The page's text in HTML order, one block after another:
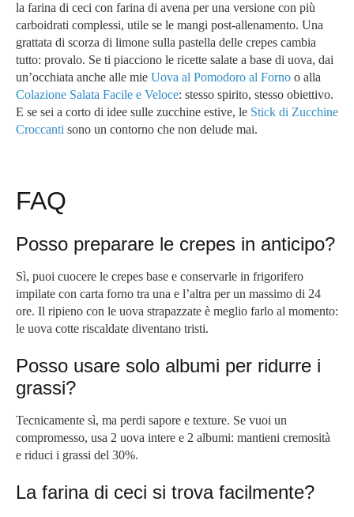
la farina di ceci con farina di avena per una versione con più
carboidrati complessi, utile se le mangi post-allenamento. Una
grattata di scorza di limone sulla pastella delle crepes cambia
tutto: provalo. Se ti piacciono le ricette salate a base di uova, dai
un’occhiata anche alle mie Uova al Pomodoro al Forno o alla
Colazione Salata Facile e Veloce: stesso spirito, stesso obiettivo.
E se sei a corto di idee sulle zucchine estive, le Stick di Zucchine
Croccanti sono un contorno che non delude mai.
FAQ
Posso preparare le crepes in anticipo?
Sì, puoi cuocere le crepes base e conservarle in frigorifero
impilate con carta forno tra una e l’altra per un massimo di 24
ore. Il ripieno con le uova strapazzate è meglio farlo al momento:
le uova cotte riscaldate diventano tristi.
Posso usare solo albumi per ridurre i
grassi?
Tecnicamente sì, ma perdi sapore e texture. Se vuoi un
compromesso, usa 2 uova intere e 2 albumi: mantieni cremosità
e riduci i grassi del 30%.
La farina di ceci si trova facilmente?